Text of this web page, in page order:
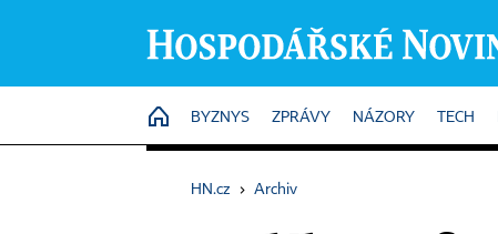
HOME
BYZNYS ZPRÁVY NÁZORY TECH
HN.cz › Archiv